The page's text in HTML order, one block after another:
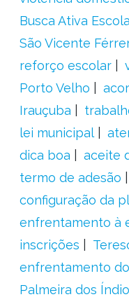
Busca Ativa
São Vicente
reforço escolar
Porto Velho
Irauçuba
lei municipal
dica boa
aceite
termo de adesão
configuração da
enfrentamento à
inscrições
enfrentamento
Palmeira dos